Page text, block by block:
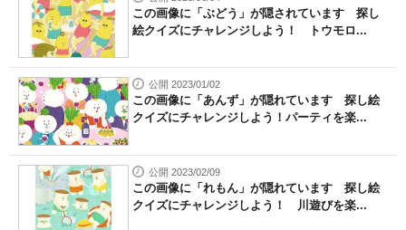
この画像に「ぶどう」が隠されています 探し
絵クイズにチャレンジしよう！ トウモロ...
公開 2023/01/02
この画像に「あんず」が隠れています 探し絵
クイズにチャレンジしよう！パーティを楽...
公開 2023/02/09
この画像に「れもん」が隠れています 探し絵
クイズにチャレンジしよう！ 川遊びを楽...